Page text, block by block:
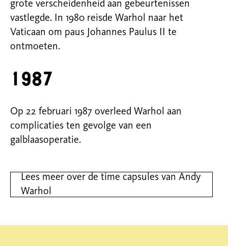
grote verscheidenheid aan gebeurtenissen
vastlegde. In 1980 reisde Warhol naar het
Vaticaan om paus Johannes Paulus II te
ontmoeten.
1987
Op 22 februari 1987 overleed Warhol aan
complicaties ten gevolge van een
galblaasoperatie.
Lees meer over de time capsules van Andy
Warhol